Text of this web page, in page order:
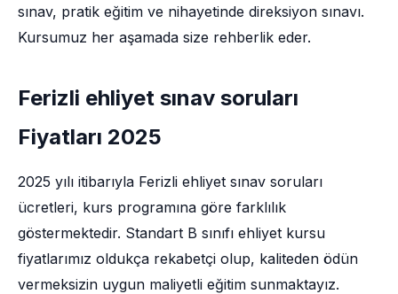
sınav, pratik eğitim ve nihayetinde direksiyon sınavı.
Kursumuz her aşamada size rehberlik eder.
Ferizli ehliyet sınav soruları
Fiyatları 2025
2025 yılı itibarıyla Ferizli ehliyet sınav soruları
ücretleri, kurs programına göre farklılık
göstermektedir. Standart B sınıfı ehliyet kursu
fiyatlarımız oldukça rekabetçi olup, kaliteden ödün
vermeksizin uygun maliyetli eğitim sunmaktayız.